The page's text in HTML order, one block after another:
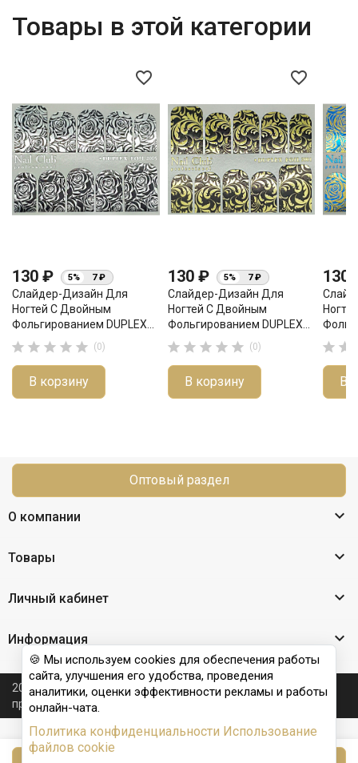
Товары в этой категории
favorite_border
130 ₽ 5% 7 ₽
Слайдер-Дизайн Для
Ногтей С Двойным
Фольгированием DUPLEX...
     (0)
В корзину
favorite_border
130 ₽ 5% 7 ₽
Слайдер-Дизайн Для
Ногтей С Двойным
Фольгированием DUPLEX...
     (0)
В корзину
130
 
В
Оптовый раздел
О компании 
Товары 
Личный кабинет 
Информация 
2026 © Nail Club professional - официальный сайт
производителя бренда для наращивания ногтей
🍪 Мы используем cookies для обеспечения работы
сайта, улучшения его удобства, проведения
аналитики, оценки эффективности рекламы и работы
онлайн-чата.
Политика конфиденциальности Использование
файлов cookie